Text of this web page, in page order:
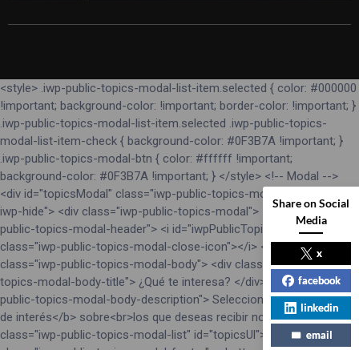
Share on Social
Media
x
facebook
linkedin
email
<style> .iwp-public-topics-modal-list-item.selected { color: #000000
!important; background-color: !important; border-color: !important; }
.iwp-public-topics-modal-list-item.selected .iwp-public-topics-
modal-list-item-check { background-color: #0F3B7A !important; }
.iwp-public-topics-modal-btn { color: #ffffff !important;
background-color: #0F3B7A !important; } </style> <!-- Modal -->
<div id="topicsModal" class="iwp-public-topics-modal-backdrop
iwp-hide"> <div class="iwp-public-topics-modal"> <div class="iwp-
public-topics-modal-header"> <i id="iwpPublicTopicsModalClose"
class="iwp-public-topics-modal-close-icon"></i> </div> <div
class="iwp-public-topics-modal-body"> <div class="iwp-public-
topics-modal-body-title"> ¿Qué te interesa? </div> <div class="iwp-
public-topics-modal-body-description"> Selecciona los <b>temas
de interés</b> sobre<br>los que deseas recibir noticias: </div> <ul
class="iwp-public-topics-modal-list" id="topicsUl"></ul> </div> <div